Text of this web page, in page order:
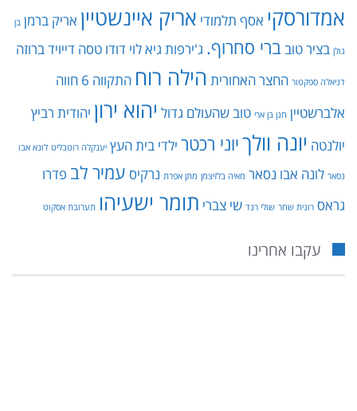
אמדורסקי אסף תלמודי אריק איינשטיין אריק ברמן בן
גולן בציר טובברי סחרוף. ג'ירפות גיא לוי דודו טסה דייויד ברוזה
דניאלה ספקטור החצר האחורית הילה רוח התקווה 6
חווה
אלברשטיין חנן בן ארי טוב שהעולם גדול יהוא ירון יהודית רביץ
יולנטה יונה וולךיוני רכטר ילדי בית העץ יענקלה רוטבליט לונא אבו
נסאר לונה אבו נסאר מאיה בלזיצמן מתן אפרת נרקיס עמיר לב פדרו
גראס רונית שחר שולי רנד שי צברי תומר ישעיהו תערובת אסקוט
עקבו אחרינו